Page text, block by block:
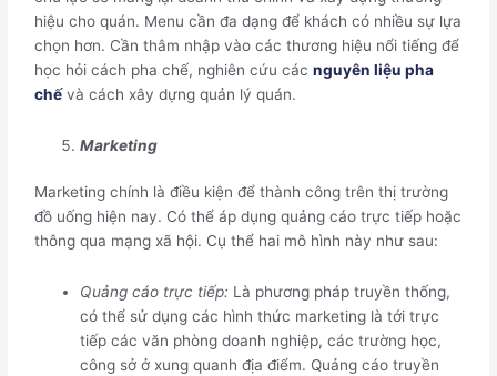
hiệu cho quán. Menu cần đa dạng để khách có nhiều sự lựa
chọn hơn. Cần thâm nhập vào các thương hiệu nổi tiếng để
học hỏi cách pha chế, nghiên cứu cácnguyên liệu pha
chếvà cách xây dựng quản lý quán.
Marketing
Marketing chính là điều kiện để thành công trên thị trường
đồ uống hiện nay. Có thể áp dụng quảng cáo trực tiếp hoặc
thông qua mạng xã hội. Cụ thể hai mô hình này như sau:
Quảng cáo trực tiếp: Là phương pháp truyền thống,
có thể sử dụng các hình thức marketing là tới trực
tiếp các văn phòng doanh nghiệp, các trường học,
công sở ở xung quanh địa điểm. Quảng cáo truyền